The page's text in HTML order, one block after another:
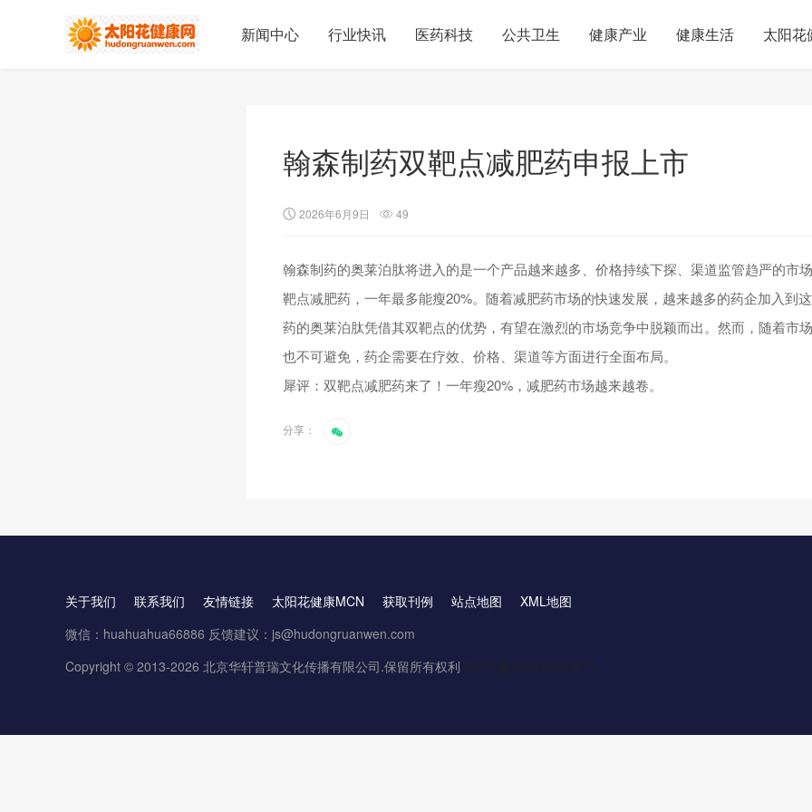
新闻中心 行业快讯 医药科技 公共卫生 健康产业 健康生活 太阳花
翰森制药双靶点减肥药申报上市
2026年6月9日 49
翰森制药的奥莱泊肽将进入的是一个产品越来越多、价格持续下探、渠道监管趋严的市
靶点减肥药，一年最多能瘦20%。随着减肥药市场的快速发展，越来越多的药企加入到
药的奥莱泊肽凭借其双靶点的优势，有望在激烈的市场竞争中脱颖而出。然而，随着市
也不可避免，药企需要在疗效、价格、渠道等方面进行全面布局。
犀评：双靶点减肥药来了！一年瘦20%，减肥药市场越来越卷。
分享：
关于我们 联系我们 友情链接 太阳花健康MCN 获取刊例 站点地图
XML地图
微信：huahuahua66886 反馈建议：js@hudongruanwen.com
Copyright © 2013-2026 北京华轩普瑞文化传播有限公司.保留所有权利 京ICP备16061888号-3